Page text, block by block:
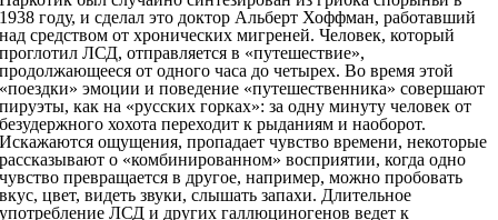
году, и сделал это доктор Альберт Хоффман, работавший
средством от хронических мигреней. Человек, который
ЛСД, отправляется в «путешествие»,
от одного часа до четырех. Во время этой
эмоции и поведение «путешественника» совершают
как на «русских горках»: за одну минуту человек от
хохота переходит к рыданиям и наоборот.
ощущения, пропадает чувство времени, некоторые
о «комбинированном» восприятии, когда одно
превращается в другое, например, можно пробовать
цвет, видеть звуки, слышать запахи. Длительное
ЛСД и других галлюциногенов ведет к